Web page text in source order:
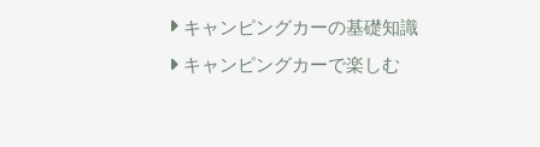
キャンピングカーの基礎知識
キャンピングカーで楽しむ